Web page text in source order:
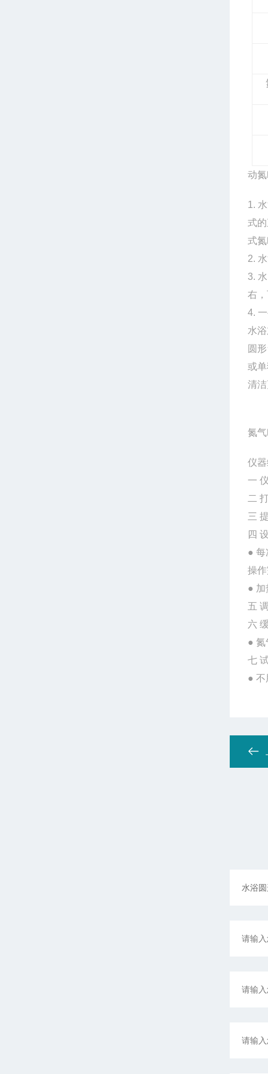
动
1.
式
式
2.
3.
右
4.
水
圆
或
清
氮
仪
一
二
三
四
● 每
操
● 加
五
六
● 氮
七
● 不